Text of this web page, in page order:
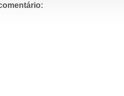
de Meio Ambiente de